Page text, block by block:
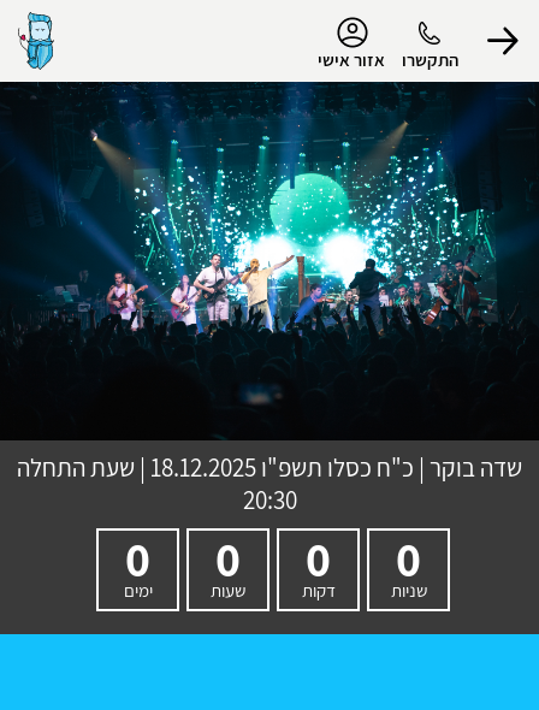
התקשרו אזור אישי
הפרופיל שלי
התנתק
שדה בוקר | כ"ח כסלו תשפ"ו
18.12.2025 | שעת התחלה
20:30
0
שניות
0
דקות
0
שעות
0
ימים